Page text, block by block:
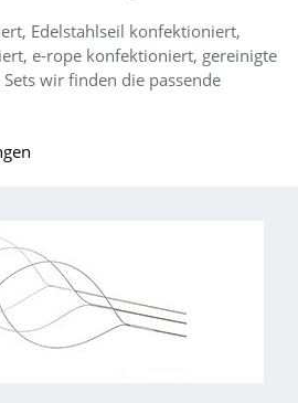
Edelstahlseil konfektioniert,
e-rope konfektioniert, gereinigte
wir finden die passende